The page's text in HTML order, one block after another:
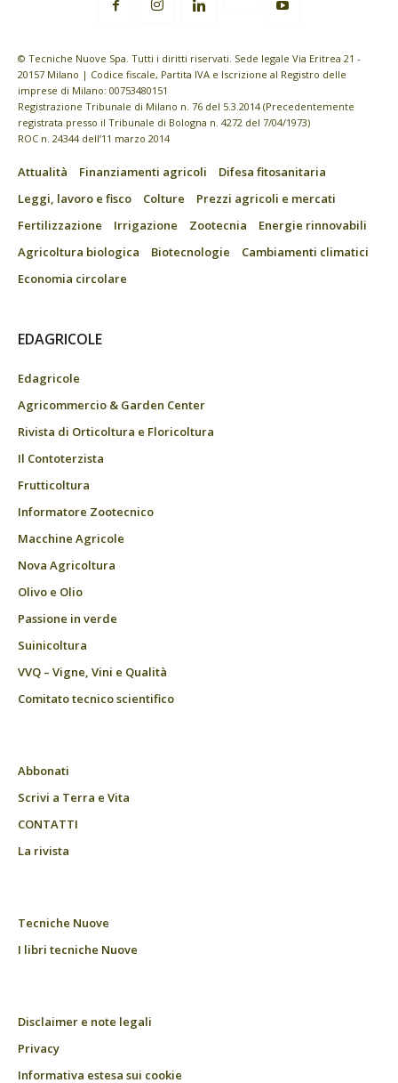
© Tecniche Nuove Spa. Tutti i diritti riservati. Sede legale Via Eritrea 21 -
20157 Milano | Codice fiscale, Partita IVA e Iscrizione al Registro delle
imprese di Milano: 00753480151
Registrazione Tribunale di Milano n. 76 del 5.3.2014 (Precedentemente
registrata presso il Tribunale di Bologna n. 4272 del 7/04/1973)
ROC n. 24344 dell’11 marzo 2014
Attualità Finanziamenti agricoli
Difesa fitosanitaria
Leggi, lavoro e fisco
Colture
Prezzi agricoli e mercati
Fertilizzazione
Irrigazione Zootecnia
Energie rinnovabili
Agricoltura biologica
Biotecnologie
Cambiamenti climatici
Economia circolare
EDAGRICOLE
Edagricole
Agricommercio & Garden Center
Rivista di Orticoltura e Floricoltura
Il Contoterzista
Frutticoltura
Informatore Zootecnico
Macchine Agricole
Nova Agricoltura
Olivo e Olio
Passione in verde
Suinicoltura
VVQ – Vigne, Vini e Qualità
Comitato tecnico scientifico
Abbonati
Scrivi a Terra e Vita
CONTATTI
La rivista
Tecniche Nuove
I libri tecniche Nuove
Disclaimer e note legali
Privacy
Informativa estesa sui cookie